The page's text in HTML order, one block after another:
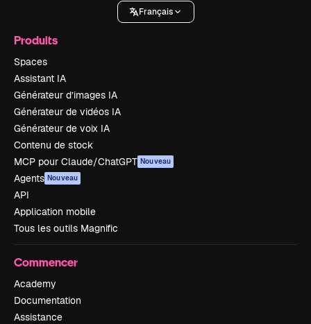
Français
Produits
Spaces
Assistant IA
Générateur d’images IA
Générateur de vidéos IA
Générateur de voix IA
Contenu de stock
MCP pour Claude/ChatGPT Nouveau
Agents Nouveau
API
Application mobile
Tous les outils Magnific
Commencer
Academy
Documentation
Assistance